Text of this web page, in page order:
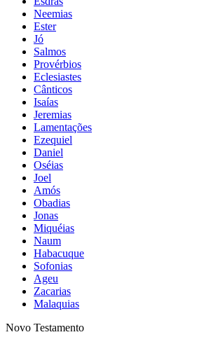
Neemias
Ester
Jó
Salmos
Provérbios
Eclesiastes
Cânticos
Isaías
Jeremias
Lamentações
Ezequiel
Daniel
Oséias
Joel
Amós
Obadias
Jonas
Miquéias
Naum
Habacuque
Sofonias
Ageu
Zacarias
Malaquias
Novo Testamento